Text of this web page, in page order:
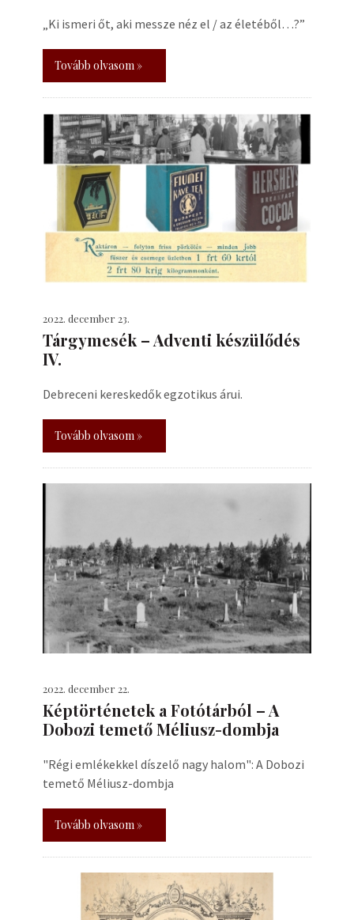
„Ki ismeri őt, aki messze néz el / az életéből…?”
Tovább olvasom »
2022. december 23.
Tárgymesék – Adventi készülődés
IV.
Debreceni kereskedők egzotikus árui.
Tovább olvasom »
2022. december 22.
Képtörténetek a Fotótárból – A
Dobozi temető Méliusz-dombja
"Régi emlékekkel díszelő nagy halom": A Dobozi
temető Méliusz-dombja
Tovább olvasom »